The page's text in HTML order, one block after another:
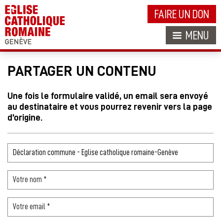
FAIRE UN DON
MENU
PARTAGER UN CONTENU
Une fois le formulaire validé, un email sera envoyé
au destinataire et vous pourrez revenir vers la page
d’origine.